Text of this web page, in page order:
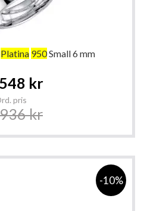
Platina 950Small 6 mm
kr
pris
kr
-10%